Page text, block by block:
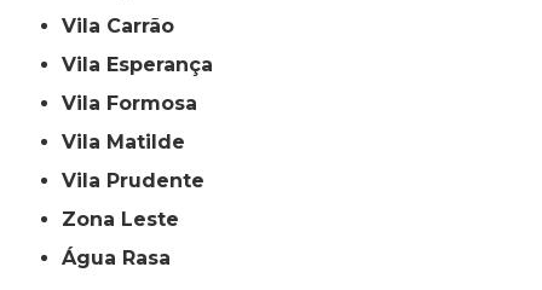
Vila Carrão
Vila Esperança
Vila Formosa
Vila Matilde
Vila Prudente
Zona Leste
Água Rasa